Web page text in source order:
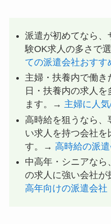
派遣が初めてなら、
験OK求人の多さで
ての派遣会社おすす
主婦・扶養内で働
日・扶養内の求人
ます。→ 主婦に人
高時給を狙うなら、
い求人を持つ会社
す。→ 高時給の派
中高年・シニアなら
の求人に強い会社
高年向けの派遣会社